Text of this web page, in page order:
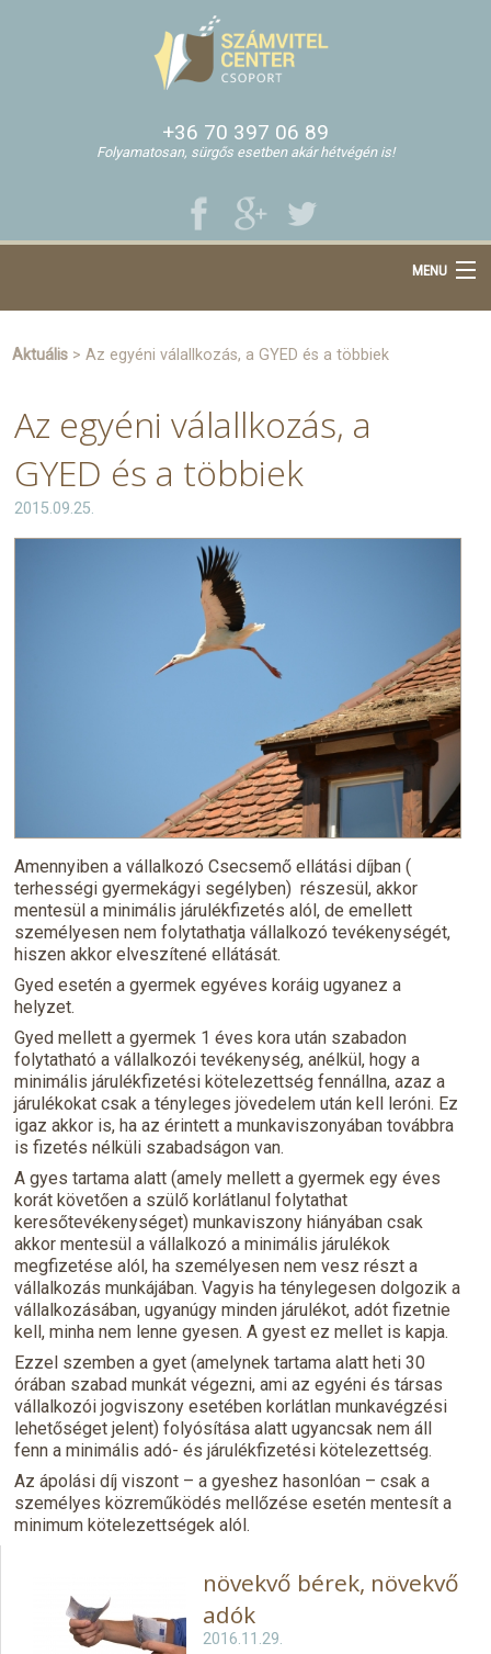
+36 70 397 06 89
Folyamatosan, sürgős esetben akár hétvégén is!
MENU
Főoldal
Bemutatkozás
Áraink
Aktuális
Filozófiánk
Kapcsolat
Aktuális > Az egyéni válallkozás, a GYED és a többiek
Az egyéni válallkozás, a
GYED és a többiek
2015.09.25.
Amennyiben a vállalkozó Csecsemő ellátási díjban (
terhességi gyermekágyi segélyben) részesül, akkor
mentesül a minimális járulékfizetés alól, de emellett
személyesen nem folytathatja vállalkozó tevékenységét,
hiszen akkor elveszítené ellátását.
Gyed esetén a gyermek egyéves koráig ugyanez a
helyzet.
Gyed mellett a gyermek 1 éves kora után szabadon
folytatható a vállalkozói tevékenység, anélkül, hogy a
minimális járulékfizetési kötelezettség fennállna, azaz a
járulékokat csak a tényleges jövedelem után kell leróni. Ez
igaz akkor is, ha az érintett a munkaviszonyában továbbra
is fizetés nélküli szabadságon van.
A gyes tartama alatt (amely mellett a gyermek egy éves
korát követően a szülő korlátlanul folytathat
keresőtevékenységet) munkaviszony hiányában csak
akkor mentesül a vállalkozó a minimális járulékok
megfizetése alól, ha személyesen nem vesz részt a
vállalkozás munkájában. Vagyis ha ténylegesen dolgozik a
vállalkozásában, ugyanúgy minden járulékot, adót fizetnie
kell, minha nem lenne gyesen. A gyest ez mellet is kapja.
Ezzel szemben a gyet (amelynek tartama alatt heti 30
órában szabad munkát végezni, ami az egyéni és társas
vállalkozói jogviszony esetében korlátlan munkavégzési
lehetőséget jelent) folyósítása alatt ugyancsak nem áll
fenn a minimális adó- és járulékfizetési kötelezettség.
Az ápolási díj viszont – a gyeshez hasonlóan – csak a
személyes közreműködés mellőzése esetén mentesít a
minimum kötelezettségek alól.
növekvő bérek, növekvő
adók
2016.11.29.